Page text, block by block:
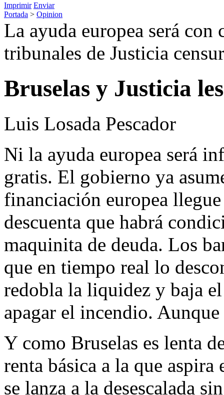
Imprimir Enviar
Portada > Opinion
La ayuda europea será
tribunales de Justicia
Bruselas y Justicia
Luis Losada Pescador
Ni la ayuda europea será
gratis. El gobierno ya
financiación europea
descuenta que habrá
maquinita de deuda. Los
que en tiempo real lo
redobla la liquidez y baja
apagar el incendio.
Y como Bruselas es lenta
renta básica a la que aspira
se lanza a la desescalada